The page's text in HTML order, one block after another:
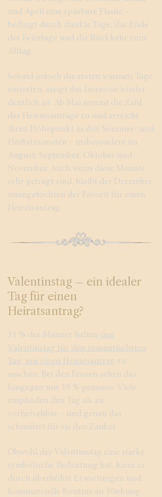
und April eine spürbare Flaute –
bedingt durch dunkle Tage, das Ende
der Feiertage und die Rückkehr zum
Alltag.
Sobald jedoch die ersten warmen Tage
eintreten, steigt das Interesse wieder
deutlich an. Ab Mai nimmt die Zahl
der Heiratsanträge zu und erreicht
ihren Höhepunkt in den Sommer- und
Herbstmonaten – insbesondere im
August, September, Oktober und
November. Auch wenn diese Monate
sehr gefragt sind, bleibt der Dezember
unangefochten der Favorit für einen
Heiratsantrag.
Valentinstag – ein idealer
Tag für einen
Heiratsantrag?
31 % der Männer halten den
Valentinstag für den romantischsten
Tag, um einen Heiratsantrag zu
machen. Bei den Frauen sehen das
hingegen nur 19 % genauso. Viele
empfinden den Tag als zu
vorhersehbar – und genau das
schmälert für sie den Zauber.
Obwohl der Valentinstag eine starke
symbolische Bedeutung hat, kann er
durch überhöhte Erwartungen und
kommerzielle Routine an Wirkung